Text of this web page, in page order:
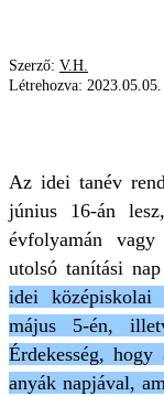
Szerző: V.H.
Létrehozva: 2023.05.05.
Az idei tanév
június 16-án
évfolyamán
utolsó tanítási
idei középiskolai
május 5-én,
Érdekesség,
anyák napjával,